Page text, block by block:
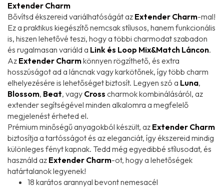
Extender Charm
Bővítsd ékszereid variálhatóságát az Extender Charm-mal!
Ez a praktikus kiegészítő nemcsak stílusos, hanem funkcionális
is, hiszen lehetővé teszi, hogy a többi charmodat szabadon
és rugalmasan variáld a Link és Loop Mix&Match Láncon.
Az Extender Charmkönnyen rögzíthető, és extra
hosszúságot ad a láncnak vagy karkötőnek, így több charm
elhelyezésére is lehetőséget biztosít. Legyen szó a Luna,
Blossom, Beat, vagy Cross charmok kombinálásáról, az
extender segítségével minden alkalomra a megfelelő
megjelenést érheted el.
Prémium minőségű anyagokból készült, az Extender Charm
biztosítja a tartósságot és az eleganciát, így ékszereid mindig
különleges fényt kapnak. Tedd még egyedibbé stílusodat, és
használd az Extender Charm-ot, hogy a lehetőségek
határtalanok legyenek!
18 karátos arannyal bevont nemesacél